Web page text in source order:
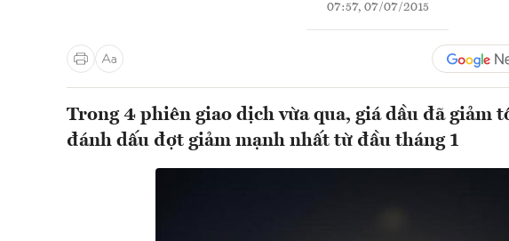
07:57, 07/07/2015
Trong 4 phiên giao dịch vừa qua, giá dầu đã giảm
đánh dấu đợt giảm mạnh nhất từ đầu tháng 1